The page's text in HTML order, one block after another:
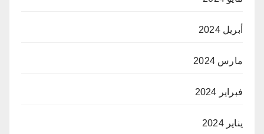
أبريل 2024
مارس 2024
فبراير 2024
يناير 2024